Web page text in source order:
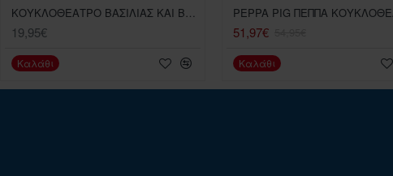
19,95€
Καλάθι
PEPPA PIG ΠΕΠΠΑ
51,97€
Καλάθι